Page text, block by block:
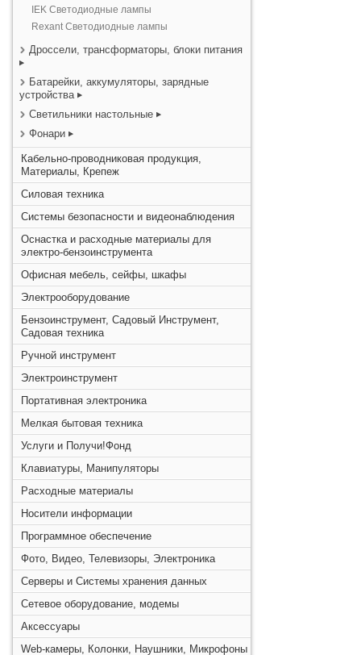
IEK Светодиодные лампы
Rexant Светодиодные лампы
Дроссели, трансформаторы, блоки питания
Батарейки, аккумуляторы, зарядные
устройства
Светильники настольные
Фонари
Кабельно-проводниковая продукция,
Материалы, Крепеж
Силовая техника
Системы безопасности и видеонаблюдения
Оснастка и расходные материалы для
электро-бензоинструмента
Офисная мебель, сейфы, шкафы
Электрооборудование
Бензоинструмент, Садовый Инструмент,
Садовая техника
Ручной инструмент
Электроинструмент
Портативная электроника
Мелкая бытовая техника
Услуги и Получи!Фонд
Клавиатуры, Манипуляторы
Расходные материалы
Носители информации
Программное обеспечение
Фото, Видео, Телевизоры, Электроника
Серверы и Системы хранения данных
Сетевое оборудование, модемы
Аксессуары
Web-камеры, Колонки, Наушники, Микрофоны